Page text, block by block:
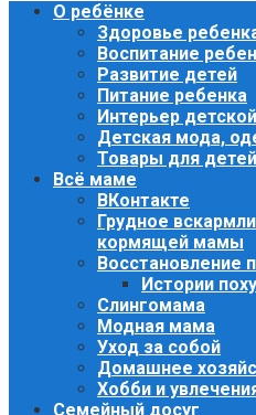
О ребёнке
Здоровье
Воспитание
Развитие детей
Питание ребенка
Интерьер
Детская мода,
Товары для детей
Всё маме
ВКонтакте
Грудное
кормящей мамы
Восстановление
Истории
Слингомама
Модная мама
Уход за собой
Домашнее
Хобби и
Семейный досуг